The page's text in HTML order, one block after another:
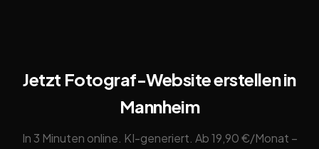
Jetzt Fotograf-Website erstellen in
Mannheim
In 3 Minuten online. KI-generiert. Ab 19,90 €/Monat –